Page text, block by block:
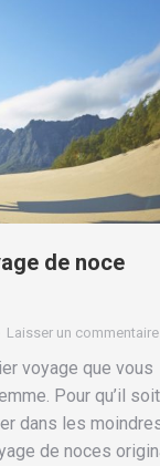
de noce
Laisser un commentaire
voyage que vous
Pour qu’il soit
dans les
de noces